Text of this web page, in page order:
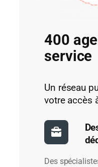
400
service
Un réseau
votre accès
Des